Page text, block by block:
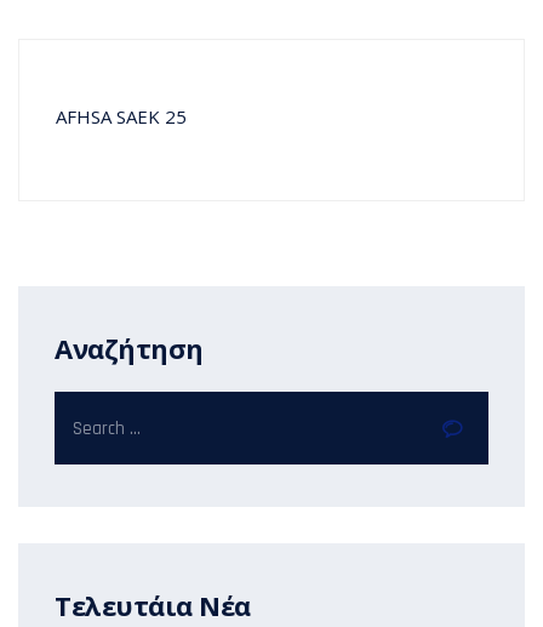
AFHSA SAEK 25
Αναζήτηση
Τελευτάια Νέα